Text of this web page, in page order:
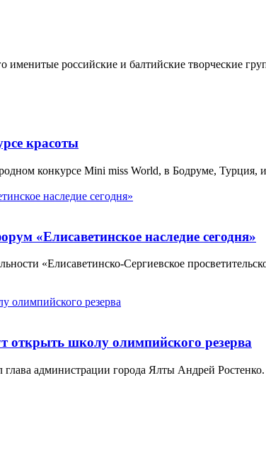
российские и балтийские творческие
красоты
конкурсе Mini miss World, в Бодруме, Турция,
«Елисаветинское наследие сегодня»
«Елисаветинско-Сергиевское
открыть школу олимпийского резерва
администрации города Ялты Андрей Ростенко.